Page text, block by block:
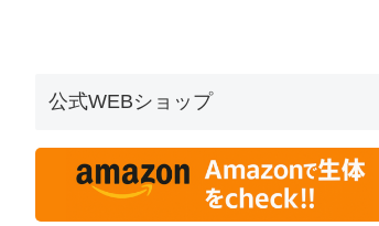
公式WEBショップ